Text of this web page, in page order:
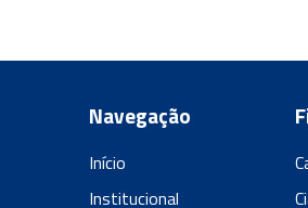
Navegação
Início
Institucional